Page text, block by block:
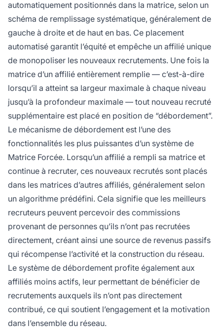
automatiquement positionnés dans la matrice, selon un
schéma de remplissage systématique, généralement de
gauche à droite et de haut en bas. Ce placement
automatisé garantit l’équité et empêche un affilié unique
de monopoliser les nouveaux recrutements. Une fois la
matrice d’un affilié entièrement remplie — c’est-à-dire
lorsqu’il a atteint sa largeur maximale à chaque niveau
jusqu’à la profondeur maximale — tout nouveau recruté
supplémentaire est placé en position de “débordement”.
Le mécanisme de débordement est l’une des
fonctionnalités les plus puissantes d’un système de
Matrice Forcée. Lorsqu’un affilié a rempli sa matrice et
continue à recruter, ces nouveaux recrutés sont placés
dans les matrices d’autres affiliés, généralement selon
un algorithme prédéfini. Cela signifie que les meilleurs
recruteurs peuvent percevoir des commissions
provenant de personnes qu’ils n’ont pas recrutées
directement, créant ainsi une source de revenus passifs
qui récompense l’activité et la construction du réseau.
Le système de débordement profite également aux
affiliés moins actifs, leur permettant de bénéficier de
recrutements auxquels ils n’ont pas directement
contribué, ce qui soutient l’engagement et la motivation
dans l’ensemble du réseau.